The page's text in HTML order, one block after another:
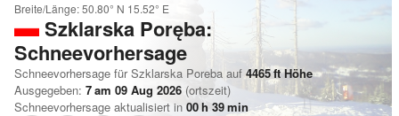
Breite/Länge:50.80° N 15.52° E
Szklarska Poręba:
Schneevorhersage
Schneevorhersage für Szklarska Poreba auf 4465ftHöhe
Ausgegeben: 7 am 09 Aug 2026 (ortszeit)
Schneevorhersage aktualisiert in 00h 39min